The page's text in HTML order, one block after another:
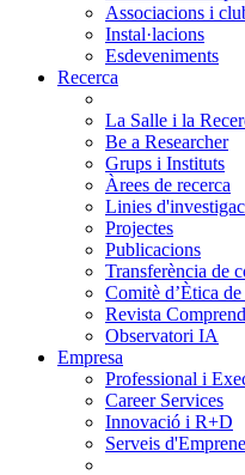
Associacions i
Instal·lacions
Esdeveniments
Recerca
La Salle i la
Be a Researcher
Grups i Instituts
Àrees de recerca
Linies
Projectes
Publicacions
Transferència de
Comitè d’Ètica
Revista
Observatori IA
Empresa
Professional i
Career Services
Innovació i R+D
Serveis